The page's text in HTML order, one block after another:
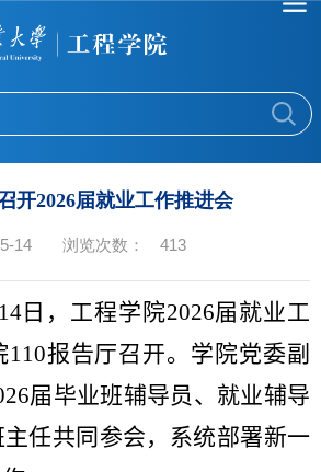
开2026届就业工作推进会
14 浏览次数： 413
14日，工程学院2026届就业工
110报告厅召开。学院党委副
届毕业班辅导员、就业辅导
任共同参会，系统部署新一